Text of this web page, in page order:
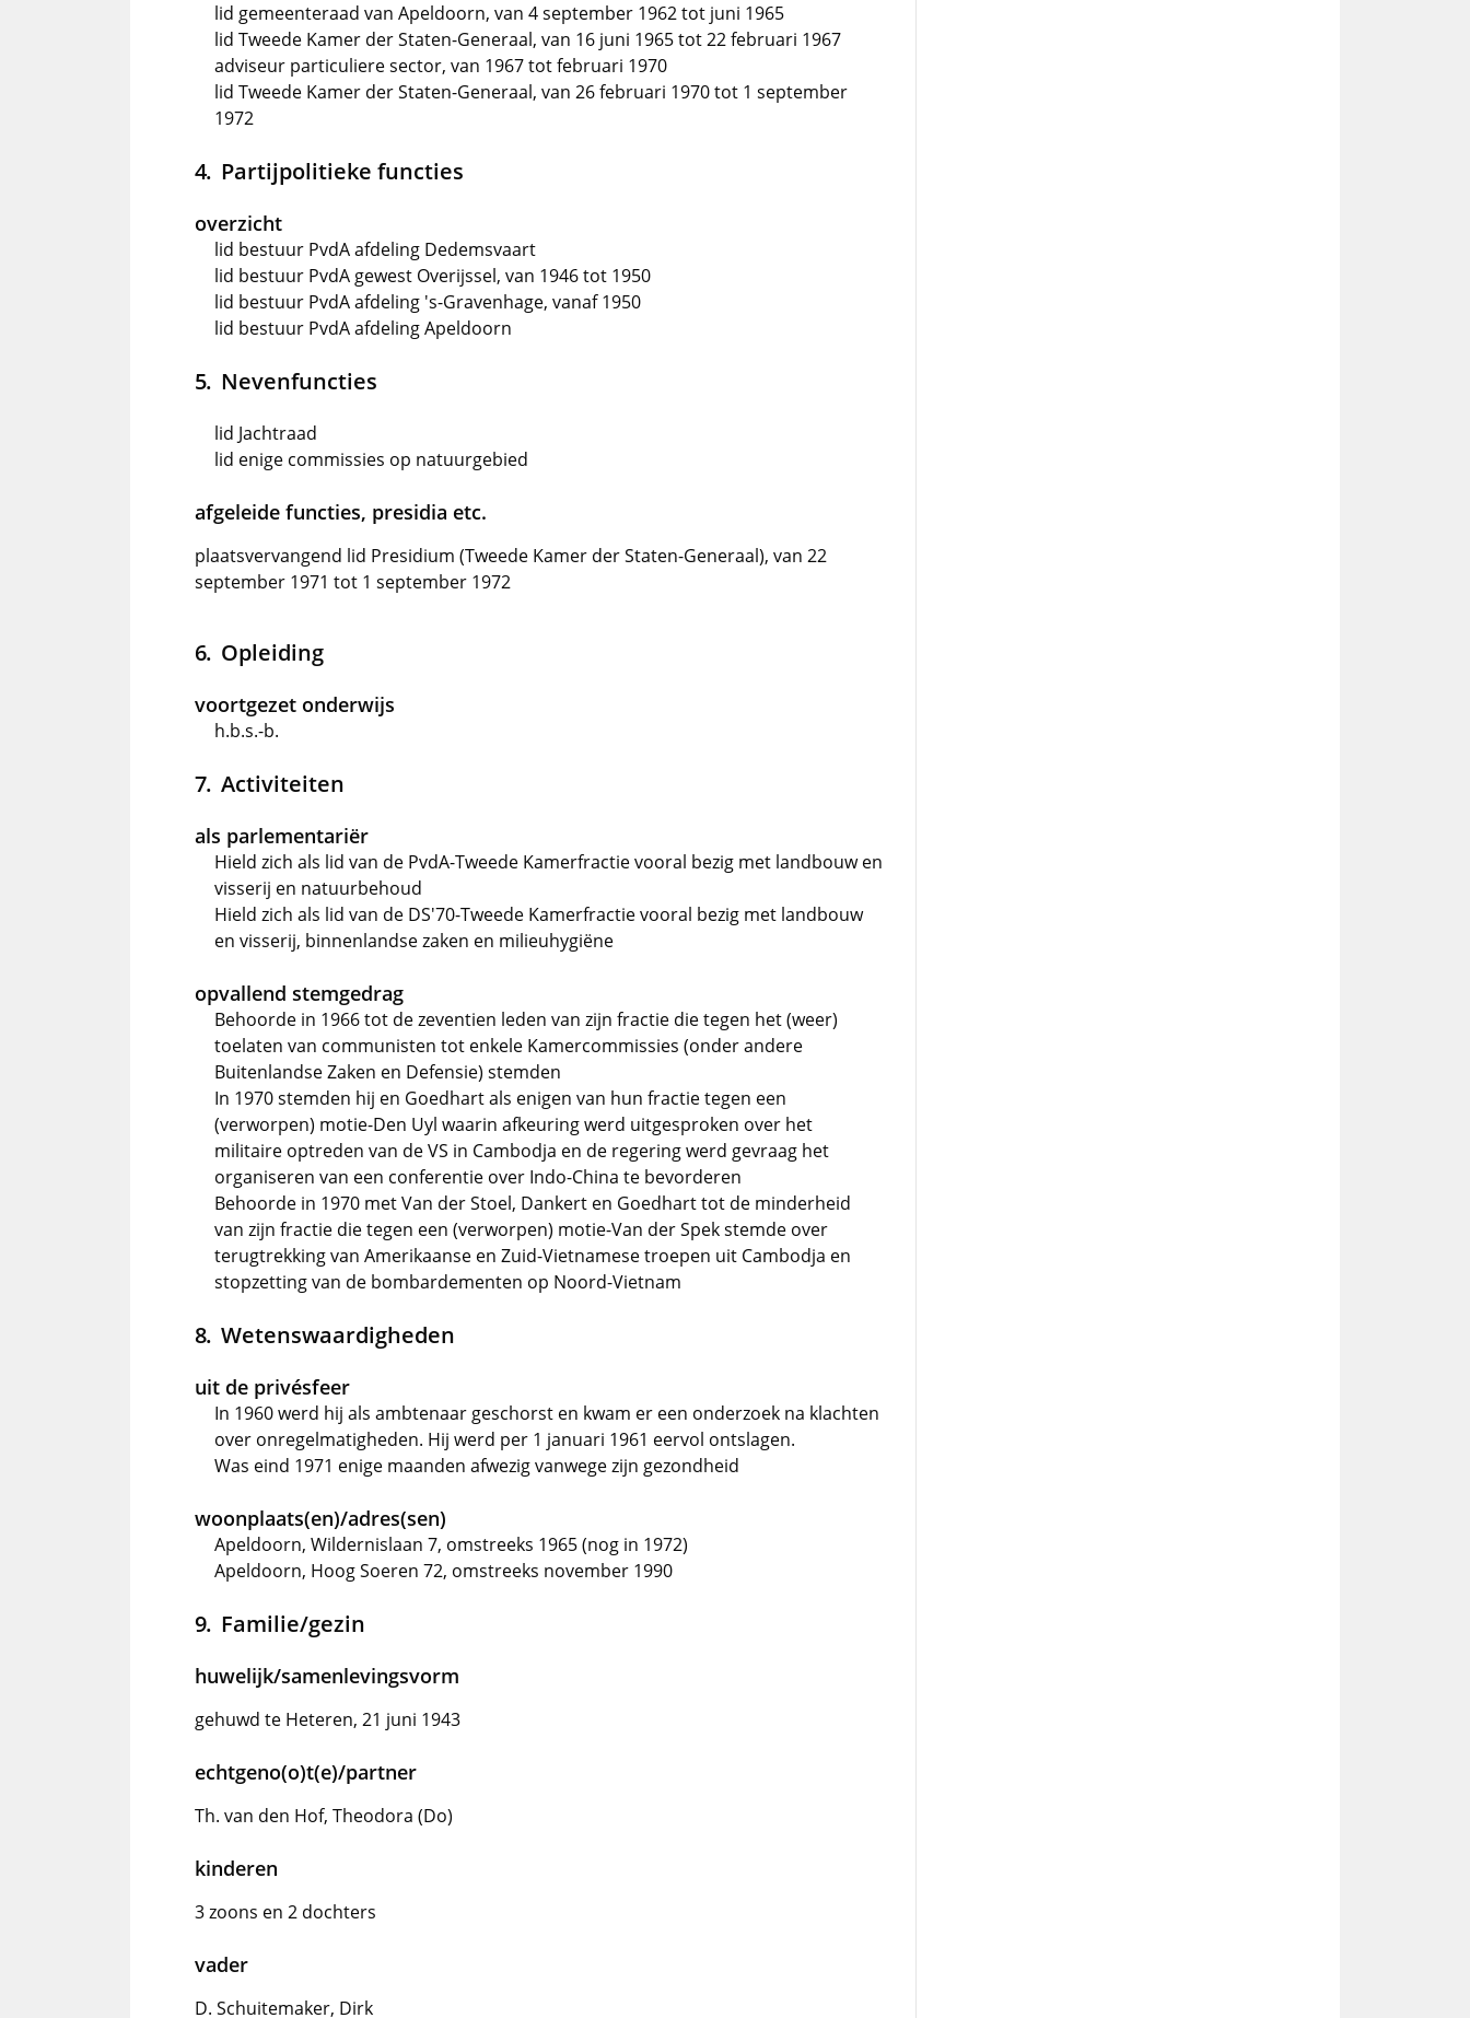
lid gemeenteraad van Apeldoorn, van 4 september 1962 tot juni 1965
lid Tweede Kamer der Staten-Generaal, van 16 juni 1965 tot 22 februari 1967
adviseur particuliere sector, van 1967 tot februari 1970
lid Tweede Kamer der Staten-Generaal, van 26 februari 1970 tot 1 september
1972
Partijpolitieke functies
overzicht
lid bestuur PvdA afdeling Dedemsvaart
lid bestuur PvdA gewest Overijssel, van 1946 tot 1950
lid bestuur PvdA afdeling 's-Gravenhage, vanaf 1950
lid bestuur PvdA afdeling Apeldoorn
Nevenfuncties
lid Jachtraad
lid enige commissies op natuurgebied
afgeleide functies, presidia etc.
plaatsvervangend lid Presidium (Tweede Kamer der Staten-Generaal), van 22
september 1971 tot 1 september 1972
Opleiding
voortgezet onderwijs
h.b.s.-b.
Activiteiten
als parlementariër
Hield zich als lid van de PvdA-Tweede Kamerfractie vooral bezig met landbouw en
visserij en natuurbehoud
Hield zich als lid van de DS'70-Tweede Kamerfractie vooral bezig met landbouw
en visserij, binnenlandse zaken en milieuhygiëne
opvallend stemgedrag
Behoorde in 1966 tot de zeventien leden van zijn fractie die tegen het (weer)
toelaten van communisten tot enkele Kamercommissies (onder andere
Buitenlandse Zaken en Defensie) stemden
In 1970 stemden hij en Goedhart als enigen van hun fractie tegen een
(verworpen) motie-Den Uyl waarin afkeuring werd uitgesproken over het
militaire optreden van de VS in Cambodja en de regering werd gevraag het
organiseren van een conferentie over Indo-China te bevorderen
Behoorde in 1970 met Van der Stoel, Dankert en Goedhart tot de minderheid
van zijn fractie die tegen een (verworpen) motie-Van der Spek stemde over
terugtrekking van Amerikaanse en Zuid-Vietnamese troepen uit Cambodja en
stopzetting van de bombardementen op Noord-Vietnam
Wetenswaardigheden
uit de privésfeer
In 1960 werd hij als ambtenaar geschorst en kwam er een onderzoek na klachten
over onregelmatigheden. Hij werd per 1 januari 1961 eervol ontslagen.
Was eind 1971 enige maanden afwezig vanwege zijn gezondheid
woonplaats(en)/adres(sen)
Apeldoorn, Wildernislaan 7, omstreeks 1965 (nog in 1972)
Apeldoorn, Hoog Soeren 72, omstreeks november 1990
Familie/gezin
huwelijk/samenlevingsvorm
gehuwd te Heteren, 21 juni 1943
echtgeno(o)t(e)/partner
Th. van den Hof, Theodora (Do)
kinderen
3 zoons en 2 dochters
vader
D. Schuitemaker, Dirk